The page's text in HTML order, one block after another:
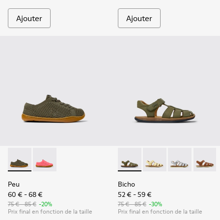
Ajouter Ajouter
Peu - K800690-003 - Baskets vertes en textile et cuir pour
Peu - K800690-002 - Baskets roses en textile et
Peu
60 € - 68 €
75 € - 85 € -20%
Prix final en fonction de la taille
Bicho - 80177-088 -
Bicho - 80177-086 -
Bicho - Bicho
Bicho
52 € - 59 €
75 € - 85 € -30%
Prix final en fonction de la taille